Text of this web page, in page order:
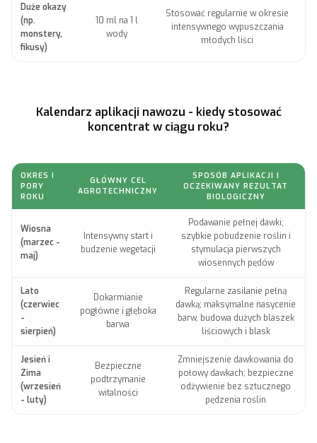
Duże okazy
(np.
monstery,
fikusy)
10 ml na 1 l
wody
Stosować regularnie w okresie
intensywnego wypuszczania
młodych liści
Kalendarz aplikacji nawozu - kiedy stosować
koncentrat w ciągu roku?
OKRES I
PORY
ROKU
GŁÓWNY CEL
AGROTECHNICZNY
SPOSÓB APLIKACJI I
OCZEKIWANY REZULTAT
BIOLOGICZNY
Wiosna
(marzec -
maj)
Intensywny start i
budzenie wegetacji
Podawanie pełnej dawki;
szybkie pobudzenie roślin i
stymulacja pierwszych
wiosennych pędów
Lato
(czerwiec
-
sierpień)
Dokarmianie
pogłówne i głęboka
barwa
Regularne zasilanie pełną
dawką; maksymalne nasycenie
barw, budowa dużych blaszek
liściowych i blask
Jesień i
Zima
(wrzesień
- luty)
Bezpieczne
podtrzymanie
witalności
Zmniejszenie dawkowania do
połowy dawkach; bezpieczne
odżywienie bez sztucznego
pędzenia roślin